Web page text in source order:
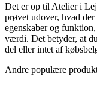
Det er op til Atelier i
prøvet udover, hvad
egenskaber og
værdi. Det betyder, at
del eller intet af
Andre populære